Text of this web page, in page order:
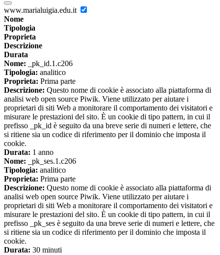
www.marialuigia.edu.it
Nome
Tipologia
Proprieta
Descrizione
Durata
Nome: _pk_id.1.c206
Tipologia: analitico
Proprieta: Prima parte
Descrizione: Questo nome di cookie è associato alla piattaforma di
analisi web open source Piwik. Viene utilizzato per aiutare i
proprietari di siti Web a monitorare il comportamento dei visitatori e
misurare le prestazioni del sito. È un cookie di tipo pattern, in cui il
prefisso _pk_id è seguito da una breve serie di numeri e lettere, che
si ritiene sia un codice di riferimento per il dominio che imposta il
cookie.
Durata: 1 anno
Nome: _pk_ses.1.c206
Tipologia: analitico
Proprieta: Prima parte
Descrizione: Questo nome di cookie è associato alla piattaforma di
analisi web open source Piwik. Viene utilizzato per aiutare i
proprietari di siti Web a monitorare il comportamento dei visitatori e
misurare le prestazioni del sito. È un cookie di tipo pattern, in cui il
prefisso _pk_ses è seguito da una breve serie di numeri e lettere, che
si ritiene sia un codice di riferimento per il dominio che imposta il
cookie.
Durata: 30 minuti